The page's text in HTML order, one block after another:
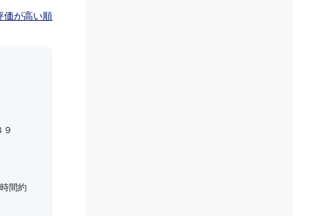
価が高い順
間約